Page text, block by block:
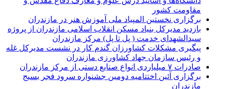
مقاومت کشور
برگزاری نخستین المپیاد ملی آموزش هنر در مازندران
بازدید مدیرکل بنیاد مسکن انقلاب اسلامی مازندران از پروژه
سیدالشهدای خدمت ( پل تا پل) مرکز مازندران
پیگیری مشکلات کشاورزان گندم کار در نشست مدیرکل غله
و رئیس سازمان جهاد کشاورزی مازندران
صادرات ۷ میلیاردی انواع صنایع دستی از مرکز مازندران
برگزاری آئین اختتامیه دومین جشنواره سرود فجر بسیج
مازندران